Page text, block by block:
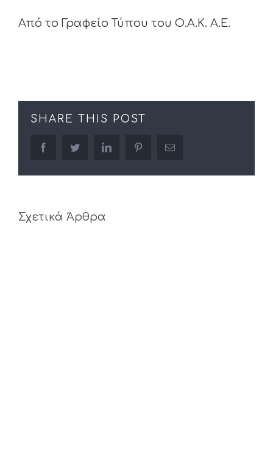
Από το Γραφείο Τύπου του Ο.Α.Κ. Α.Ε.
SHARE THIS POST
facebooktwitter linkedin pinterestEmail
Σχετικά Άρθρα